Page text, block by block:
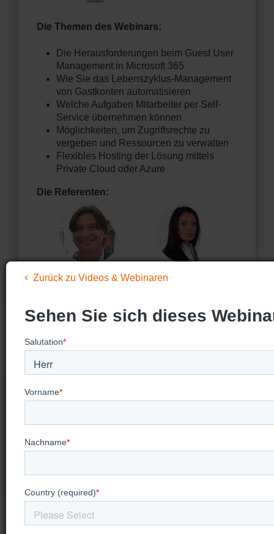
Die Themen des Webinars:
Die Herausforderungen beim Guest User
Management in Microsoft 365
Wie Sie das Lebenszyklus-Management
von Gastkonten automatisieren
Welche Aufgaben Mitarbeiter per Self-
Service übernehmen können
Möglichkeiten, um Zugriffsrechte zu
vergeben und Ressourcen zu verwalten
Flexibles Hosting der Lösung mittels
Private Cloud oder Azure
Die Referenten:
bevorstehende Webinare
werden Sie über zukünftige Webinare informiert.
Zurück zu Videos & Webinaren
Sehen Sie sich dieses